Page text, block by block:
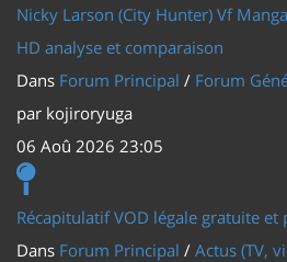
Nicky Larson (City Hunter) Vf
HD analyse et comparaison
Dans Forum Principal / Forum
par kojiroryuga
06 Aoû 2026 23:05
Récapitulatif VOD légale gratuite et
Dans Forum Principal / Actus (TV,